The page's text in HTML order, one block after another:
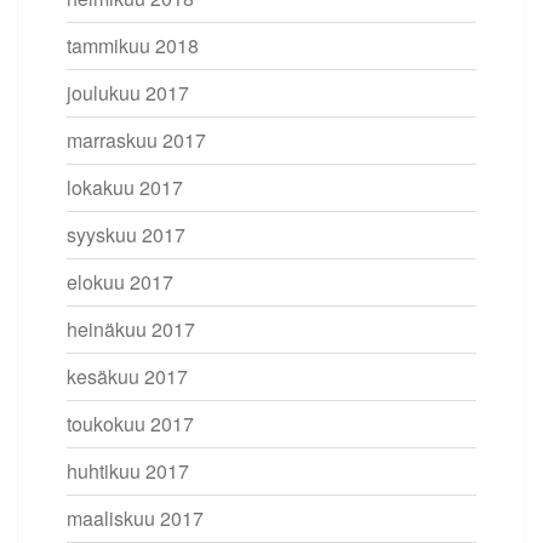
tammikuu 2018
joulukuu 2017
marraskuu 2017
lokakuu 2017
syyskuu 2017
elokuu 2017
heinäkuu 2017
kesäkuu 2017
toukokuu 2017
huhtikuu 2017
maaliskuu 2017